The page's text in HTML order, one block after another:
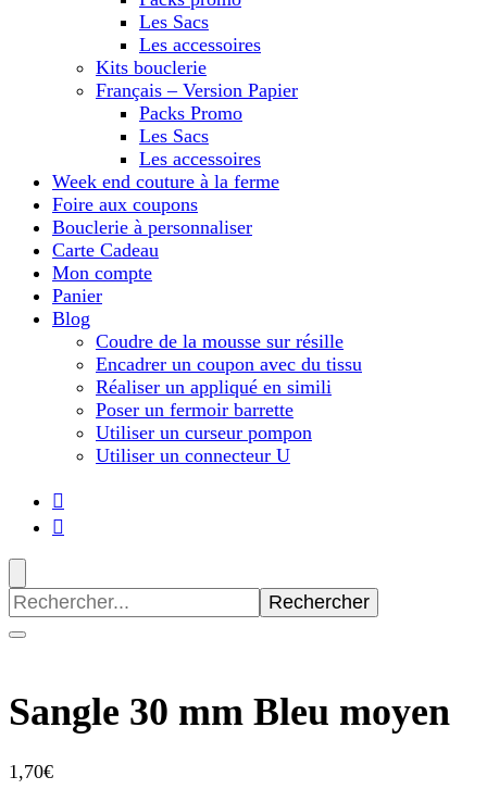
Les Sacs
Les accessoires
Kits bouclerie
Français – Version Papier
Packs Promo
Les Sacs
Les accessoires
Week end couture à la ferme
Foire aux coupons
Bouclerie à personnaliser
Carte Cadeau
Mon compte
Panier
Blog
Coudre de la mousse sur résille
Encadrer un coupon avec du tissu
Réaliser un appliqué en simili
Poser un fermoir barrette
Utiliser un curseur pompon
Utiliser un connecteur U
Recherche
pour
:
Sangle 30 mm Bleu moyen
1,70€